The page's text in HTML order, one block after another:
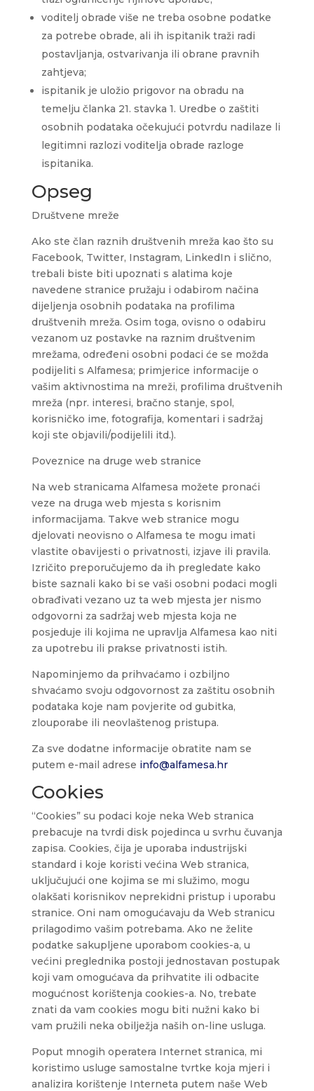
voditelj obrade više ne treba osobne podatke
za potrebe obrade, ali ih ispitanik traži radi
postavljanja, ostvarivanja ili obrane pravnih
zahtjeva;
ispitanik je uložio prigovor na obradu na
temelju članka 21. stavka 1. Uredbe o zaštiti
osobnih podataka očekujući potvrdu nadilaze li
legitimni razlozi voditelja obrade razloge
ispitanika.
Opseg
Društvene mreže
Ako ste član raznih društvenih mreža kao što su
Facebook, Twitter, Instagram, LinkedIn i slično,
trebali biste biti upoznati s alatima koje
navedene stranice pružaju i odabirom načina
dijeljenja osobnih podataka na profilima
društvenih mreža. Osim toga, ovisno o odabiru
vezanom uz postavke na raznim društvenim
mrežama, određeni osobni podaci će se možda
podijeliti s Alfamesa; primjerice informacije o
vašim aktivnostima na mreži, profilima društvenih
mreža (npr. interesi, bračno stanje, spol,
korisničko ime, fotografija, komentari i sadržaj
koji ste objavili/podijelili itd.).
Poveznice na druge web stranice
Na web stranicama Alfamesa možete pronaći
veze na druga web mjesta s korisnim
informacijama. Takve web stranice mogu
djelovati neovisno o Alfamesa te mogu imati
vlastite obavijesti o privatnosti, izjave ili pravila.
Izričito preporučujemo da ih pregledate kako
biste saznali kako bi se vaši osobni podaci mogli
obrađivati vezano uz ta web mjesta jer nismo
odgovorni za sadržaj web mjesta koja ne
posjeduje ili kojima ne upravlja Alfamesa kao niti
za upotrebu ili prakse privatnosti istih.
Napominjemo da prihvaćamo i ozbiljno
shvaćamo svoju odgovornost za zaštitu osobnih
podataka koje nam povjerite od gubitka,
zlouporabe ili neovlaštenog pristupa.
Za sve dodatne informacije obratite nam se
putem e-mail adrese info@alfamesa.hr
Cookies
“Cookies” su podaci koje neka Web stranica
prebacuje na tvrdi disk pojedinca u svrhu čuvanja
zapisa. Cookies, čija je uporaba industrijski
standard i koje koristi većina Web stranica,
uključujući one kojima se mi služimo, mogu
olakšati korisnikov neprekidni pristup i uporabu
stranice. Oni nam omogućavaju da Web stranicu
prilagodimo vašim potrebama. Ako ne želite
podatke sakupljene uporabom cookies-a, u
većini preglednika postoji jednostavan postupak
koji vam omogućava da prihvatite ili odbacite
mogućnost korištenja cookies-a. No, trebate
znati da vam cookies mogu biti nužni kako bi
vam pružili neka obilježja naših on-line usluga.
Poput mnogih operatera Internet stranica, mi
koristimo usluge samostalne tvrtke koja mjeri i
analizira korištenje Interneta putem naše Web